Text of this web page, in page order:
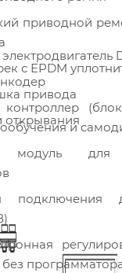
приводной
с EPDM
привода
открывания
и
модуль для